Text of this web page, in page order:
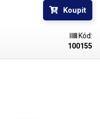
teplem smrštitelné
Koupit
Kód:
100155